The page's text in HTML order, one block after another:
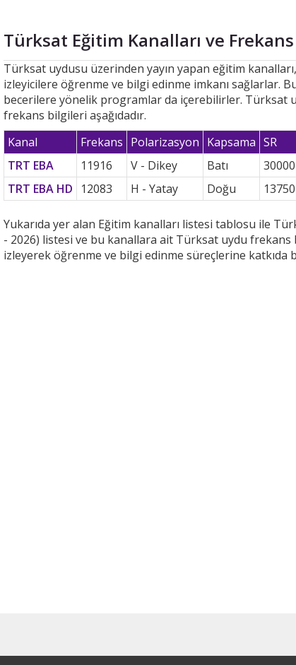
Türksat Eğitim Kanalları ve
Türksat uydusu üzerinden yayın yapan eğitim
izleyicilere öğrenme ve bilgi edinme imkanı sağlarlar.
becerilere yönelik programlar da içerebilirler. Türksat
frekans bilgileri aşağıdadır.
Kanal
Frekans Polarizasyon Kapsama SR
TRT EBA
11916 V - Dikey Batı 30000
TRT EBA HD
12083 H - Yatay Doğu 13750
Yukarıda yer alan Eğitim kanalları listesi tablosu ile
- 2026) listesi ve bu kanallara ait Türksat uydu
izleyerek öğrenme ve bilgi edinme süreçlerine katkıda